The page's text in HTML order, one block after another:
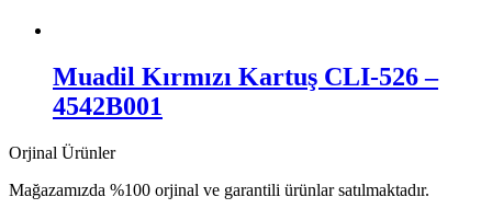
Muadil Kırmızı Kartuş CLI-526 –
4542B001
Orjinal Ürünler
Mağazamızda %100 orjinal ve garantili ürünlar satılmaktadır.